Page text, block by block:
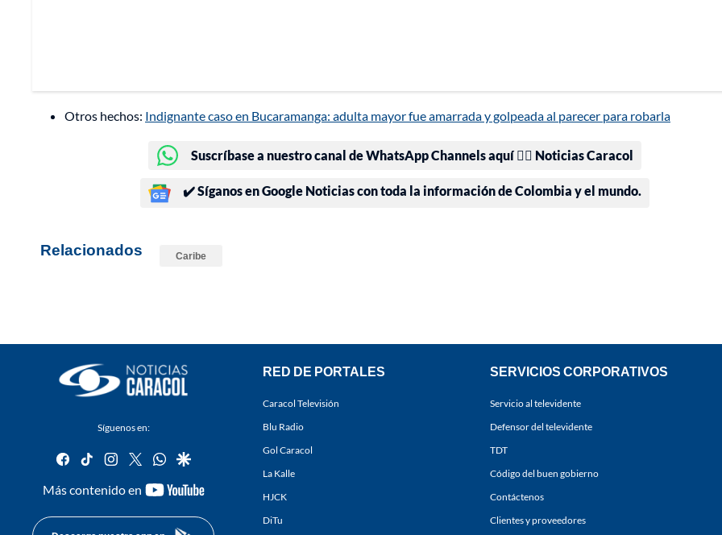
Otros hechos: Indignante caso en Bucaramanga: adulta mayor fue amarrada y golpeada al parecer para robarla
Suscríbase a nuestro canal de WhatsApp Channels aquí 👉🏻 Noticias Caracol
✔️ Síganos en Google Noticias con toda la información de Colombia y el mundo.
Relacionados Caribe
Síguenos en:
facebook
tiktok instagram
twitterwhatsapp
google
Más contenido en
youtube-
RED DE PORTALES
Caracol Televisión
Blu Radio
Gol Caracol
La Kalle
HJCK
DiTu
SERVICIOS CORPORATIVOS
Servicio al televidente
Defensor del televidente
TDT
Código del buen gobierno
Contáctenos
Clientes y proveedores